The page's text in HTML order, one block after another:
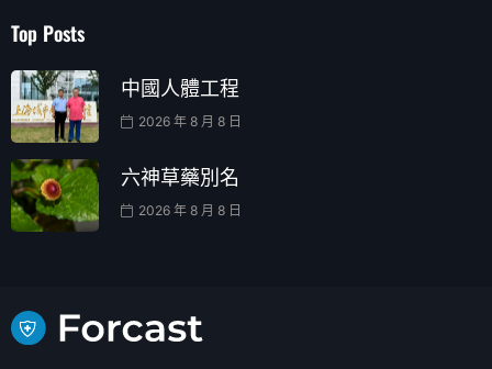
Top Posts
中國人體工程
2026 年 8 月 8 日
六神草藥別名
2026 年 8 月 8 日